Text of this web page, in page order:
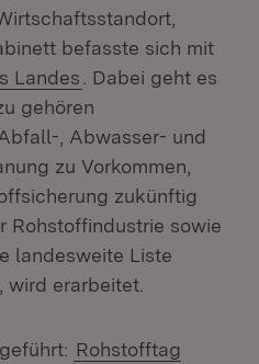
befasste sich mit
Landes
. Dabei geht es
gehören
, Abwasser- und
zu Vorkommen,
zukünftig
Rohstoffindustrie sowie
landesweite Liste
erarbeitet.
Rohstofftag